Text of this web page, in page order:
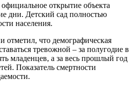
открытие объекта
дни. Детский сад полностью
населения.
отметил, что демографическая
тревожной – за полугодие в
младенцев, а за весь прошлый год
Показатель смертности